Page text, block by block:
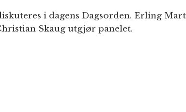
i dagens Dagsorden. Erling
Skaug utgjør panelet.